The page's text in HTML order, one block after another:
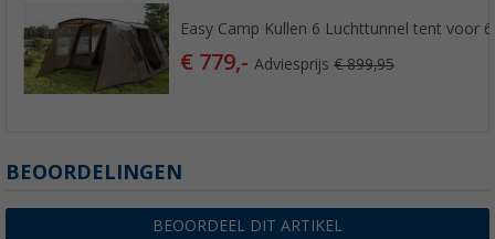
Easy Camp Kullen 6 Luchttunnel tent voor
€ 779,-Adviesprijs€ 899,95
BEOORDELINGEN
BEOORDEEL DIT ARTIKEL